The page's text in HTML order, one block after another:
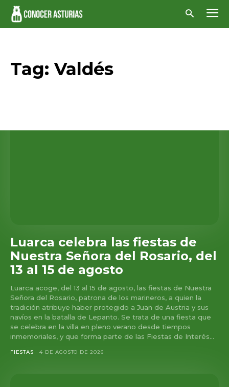
Tag:Valdés
Luarca celebra las fiestas de
Nuestra Señora del Rosario, del
13 al 15 de agosto
Luarca acoge, del 13 al 15 de agosto, las fiestas de Nuestra
Señora del Rosario, patrona de los marineros, a quien la
tradición atribuye haber protegido a Juan de Austria y sus
navíos en la batalla de Lepanto. Se trata de una fiesta que
se celebra en la villa en pleno verano desde tiempos
inmemoriales, y que forma parte de las Fiestas de Interés...
FIESTAS 4 DE AGOSTO DE 2026